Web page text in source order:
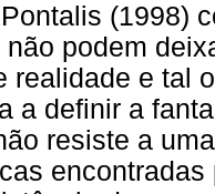
(1998)
não podem
realidade e tal
a definir a
resiste a